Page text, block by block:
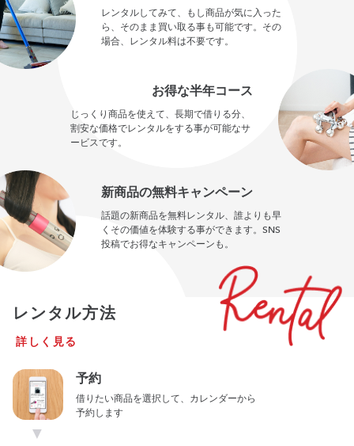
レンタルしてみて、もし商品が気に入った
ら、そのまま買い取る事も可能です。その
場合、レンタル料は不要です。
お得な半年コース
じっくり商品を使えて、長期で借りる分、
割安な価格でレンタルをする事が可能なサ
ービスです。
新商品の無料キャンペーン
話題の新商品を無料レンタル、誰よりも早
くその価値を体験する事ができます。SNS
投稿でお得なキャンペーンも。
レンタル方法
詳しく見る
予約
借りたい商品を選択して、カレンダーから
予約します
▼